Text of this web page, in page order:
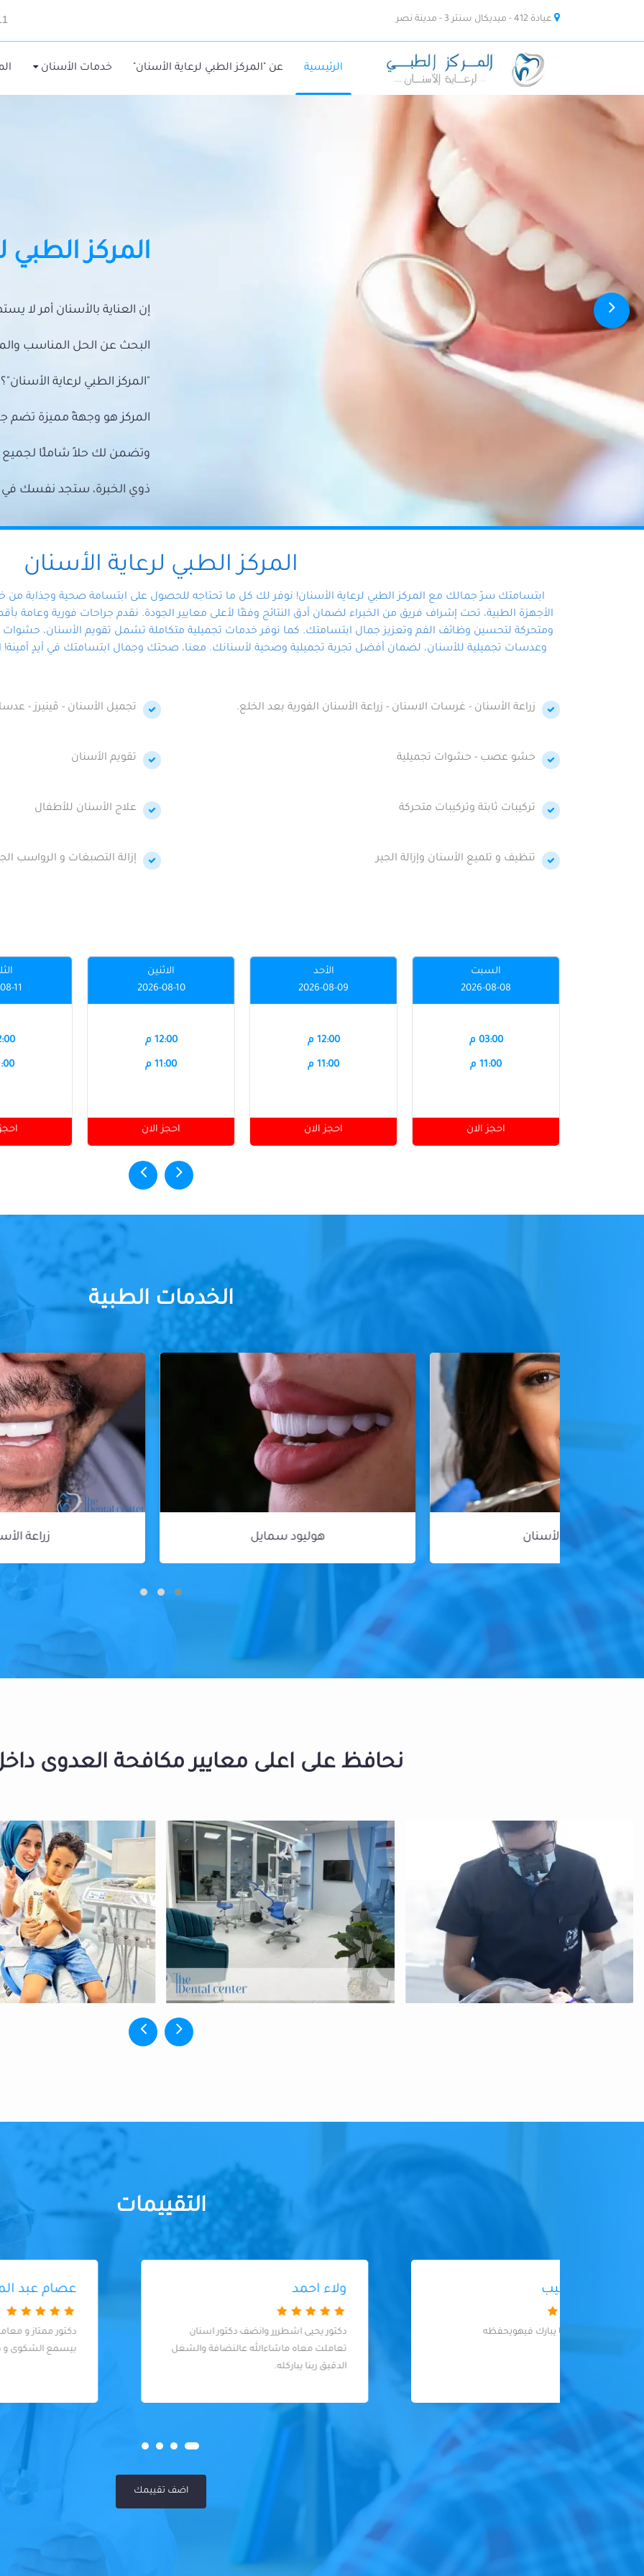
عيادة 412 - ميديكال سنتر 3 - مدينة نصر
الرئيسية عن "المركز الطبي لرعاية الأسنان" خدمات الأسنان
المركز الطبي
إن العناية بالأسنان أمر لا
البحث عن الحل المناسب
"المركز الطبي لرعاية الأسنان"؟
المركز هو وجهةً مميزة تضم
وتضمن لك حلاً شاملًا
ذوي الخبرة، ستجد نفسك في
المركز الطبي لرعاية الأسنان
ابتسامتك سرّ جمالك مع المركز الطبي لرعاية الأسنان! نوفر لك كل ما تحتاجه للحصول على ابتسامة صحية وجذابة
الأجهزة الطبية، تحت إشراف فريق من الخبراء لضمان أدق النتائج وفقًا لأعلى معايير الجودة. نقدم جراحات فورية وعامة
ومتحركة لتحسين وظائف الفم وتعزيز جمال ابتسامتك. كما نوفر خدمات تجميلية متكاملة تشمل تقويم الأسنان، حشوات
وعدسات تجميلية للأسنان، لضمان أفضل تجربة تجميلية وصحية لأسنانك. معنا، صحتك وجمال ابتسامتك في أيدٍ أمينة!
زراعة الأسنان - غرسات الاسنان - زراعة الأسنان الفورية بعد الخلع. تجميل الأسنان - ڤينيرز -
حشو عصب - حشوات تجميلية تقويم الأسنان
تركيبات ثابتة وتركيبات متحركة علاج الأسنان للأطفال
تنظيف و تلميع الأسنان وإزالة الجير إزالة التصبغات و الرواسب
السبت
2026-08-08
03:00 م
11:00 م
احجز الان
الأحد
2026-08-09
12:00 م
11:00 م
احجز الان
الاثنين
2026-08-10
12:00 م
11:00 م
احجز الان
11
الخدمات الطبية
نحافظ على اعلى معايير مكافحة العدوى
التقييمات
دكتور يحيى اشطررر وانضف دكتور اسنان
دكتور ممتاز و معاملة و اسلوب راقي جدا و
بيسمع الشكوى و ذوق جدا في التعامل
اضف تقييمك